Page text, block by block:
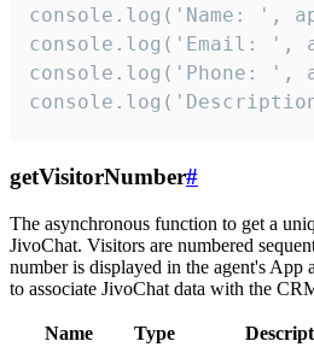
console.log('Name: ',
console.log('Email: ',
console.log('Phone: ',
getVisitorNumber#
The asynchronous function to get a
JivoChat. Visitors are numbered
number is displayed in the agent's App
to associate JivoChat data with the
Name Type